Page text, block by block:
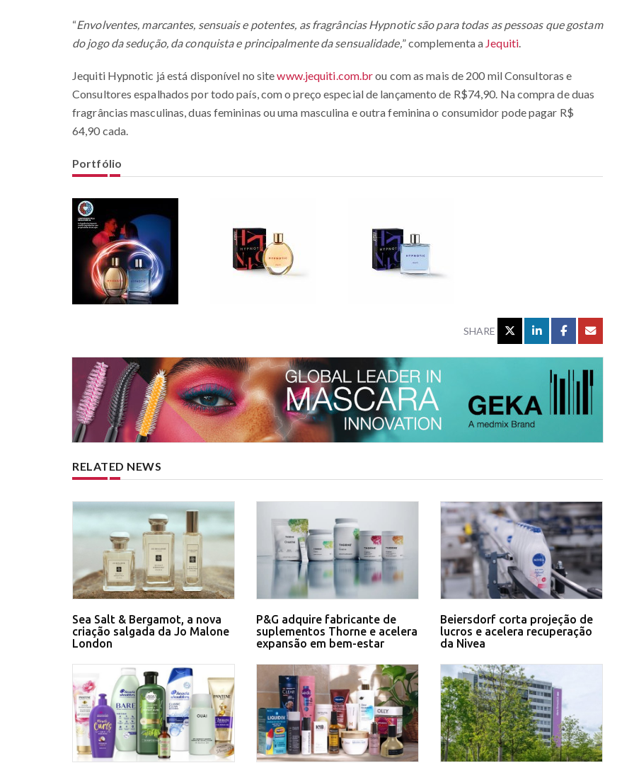
“Envolventes, marcantes, sensuais e potentes, as fragrâncias Hypnotic são para todas as pessoas que gostam
do jogo da sedução, da conquista e principalmente da sensualidade,” complementa a Jequiti.
Jequiti Hypnotic já está disponível no sitewww.jequiti.com.brou com as mais de 200 mil Consultoras e
Consultores espalhados por todo país, com o preço especial de lançamento de R$74,90. Na compra de duas
fragrâncias masculinas, duas femininas ou uma masculina e outra feminina o consumidor pode pagar R$
64,90 cada.
Portfólio
SHARE
RELATED NEWS
Sea Salt & Bergamot, a nova
criação salgada da Jo Malone
London
P&G adquire fabricante de
suplementos Thorne e acelera
expansão em bem-estar
Beiersdorf corta projeção de
lucros e acelera recuperação
da Nivea